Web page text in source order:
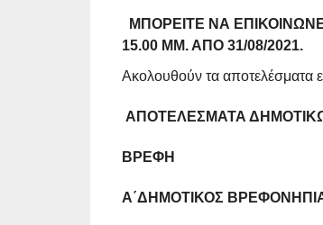
ΜΠΟΡΕΊΤΕ ΝΑ
15.00 ΜΜ. ΑΠΌ 31/08/2021.
Ακολουθούν τα αποτελέσματα
ΑΠΟΤΕΛΕΣΜΑΤΑ
ΒΡΕΦΗ
Α΄ΔΗΜΟΤΙΚΟΣ